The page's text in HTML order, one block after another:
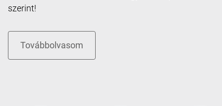
szerint!